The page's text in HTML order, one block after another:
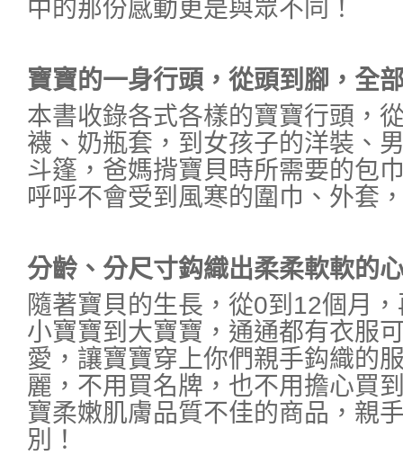
中的那份感動更是與眾不同！
寶寶的一身行頭，從頭到腳，全
本書收錄各式各樣的寶寶行頭，
襪、奶瓶套，到女孩子的洋裝、
斗篷，爸媽揹寶貝時所需要的包
呼呼不會受到風寒的圍巾、外套
分齡、分尺寸鈎織出柔柔軟軟的
隨著寶貝的生長，從0到12個月
小寶寶到大寶寶，通通都有衣服
愛，讓寶寶穿上你們親手鈎織的
麗，不用買名牌，也不用擔心買
寶柔嫩肌膚品質不佳的商品，親
別！